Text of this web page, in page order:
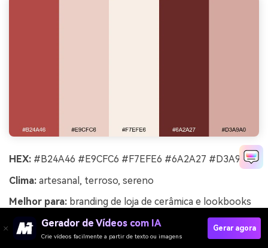
HEX: #B24A46 #E9CFC6 #F7EFE6 #6A2A27 #D3A9A0
Clima: artesanal, terroso, sereno
Melhor para: branding de loja de cerâmica e lookbooks
Artesanal e sereno, como argila rosa secando sobre uma
mesa de ateliê. O vermelho-terroso suave transmite
Gerador de Vídeos com IA
Crie vídeos facilmente a partir de texto ou imagens
Gerar agora